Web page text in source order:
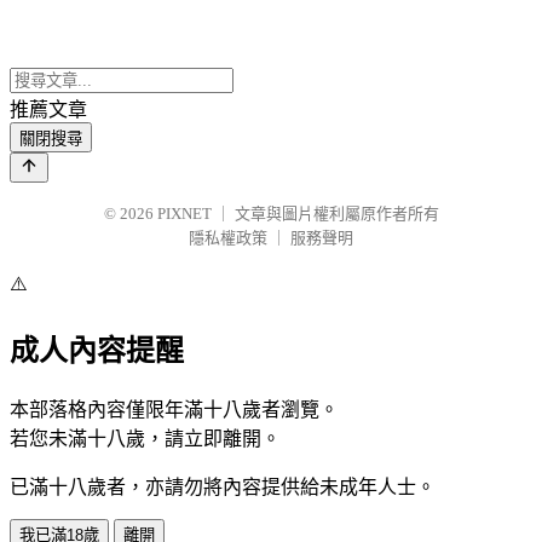
推薦文章
關閉搜尋
© 2026 PIXNET
文章與圖片權利屬原作者所有
隱私權政策
服務聲明
⚠️
成人內容提醒
本部落格內容僅限年滿十八歲者瀏覽。
若您未滿十八歲，請立即離開。
已滿十八歲者，亦請勿將內容提供給未成年人士。
我已滿18歲 離開